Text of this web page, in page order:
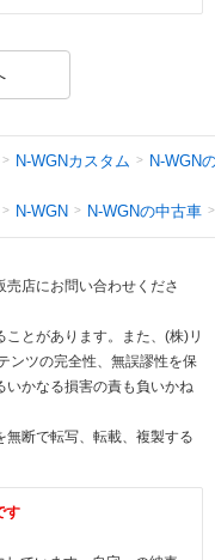
N-WGNカスタム N-WGN
N-WGN N-WGNの中古車
店にお問い合わせくださ
とがあります。また、(株)リ
ンツの完全性、無誤謬性を保
かなる損害の責も負いかね
断で転写、転載、複製する
す